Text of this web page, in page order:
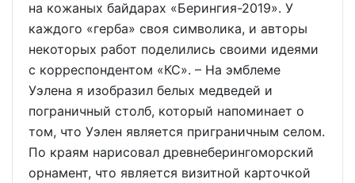
на кожаных байдарах «Берингия-2019». У
каждого «герба» своя символика, и авторы
некоторых работ поделились своими идеями
с корреспондентом «КС». – На эмблеме
Уэлена я изобразил белых медведей и
пограничный столб, который напоминает о
том, что Уэлен является приграничным селом.
По краям нарисовал древнеберингоморский
орнамент, что является визитной карточкой